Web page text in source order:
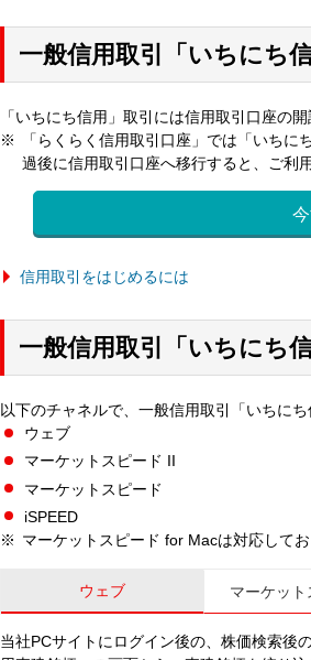
一般信用取引「いちにち
「いちにち信用」取引には信用取引口座の
「らくらく信用取引口座」では「いち
過後に信用取引口座へ移行すると、ご利
信用取引をはじめるには
一般信用取引「いちにち
以下のチャネルで、一般信用取引「いちに
ウェブ
マーケットスピード II
マーケットスピード
iSPEED
マーケットスピード for Macは対応して
ウェブ マーケッ
当社PCサイトにログイン後の、株価検索後